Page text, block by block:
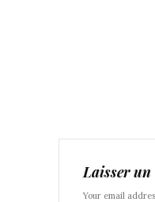
Laisser un
Your email